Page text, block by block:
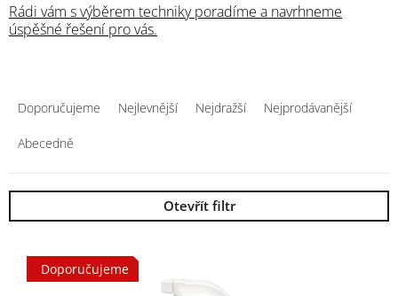
Rádi vám s výběrem techniky poradíme a navrhneme
úspěšné řešení pro vás.
Doporučujeme Nejlevnější Nejdražší Nejprodávanější
Abecedně
Otevřít filtr
Doporučujeme